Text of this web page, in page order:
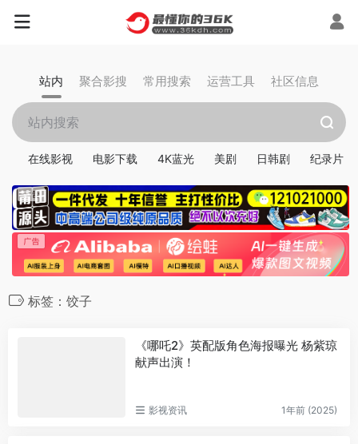
站内 聚合影搜 常用搜索 运营工具 社区信息
在线影视 电影下载 4K蓝光 美剧 日韩剧 纪录片
标签：饺子
《哪吒2》英配版角色海报曝光 杨紫琼
献声出演！
影视资讯 1年前 (2025)